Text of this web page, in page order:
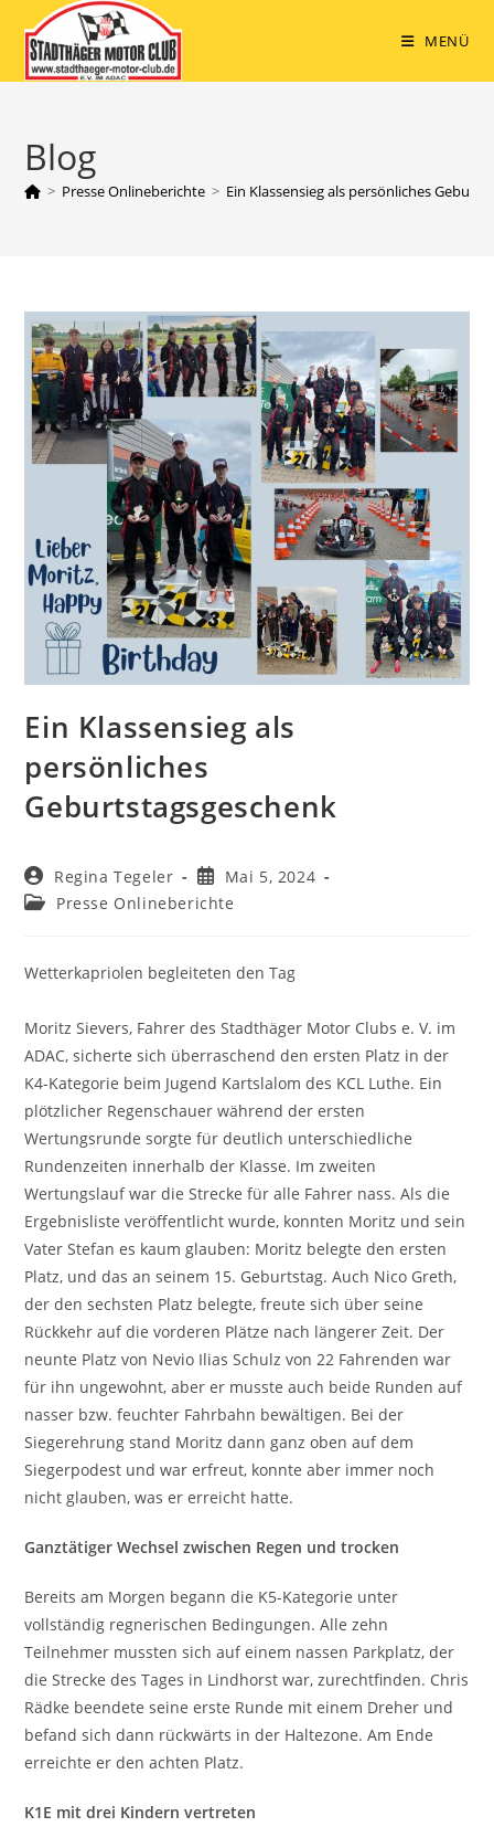
Inhalt
springen
MENÜ
Blog
> Presse Onlineberichte > Ein Klassensieg als persönliches
Ein Klassensieg als
persönliches
Geburtstagsgeschenk
Beitrags-
Autor:
Regina Tegeler
Beitrag
veröffentlicht:
Mai 5, 2024
Beitrags-
Presse Onlineberichte
Wetterkapriolen begleiteten den Tag
Moritz Sievers, Fahrer des Stadthäger Motor Clubs e. V. im
ADAC, sicherte sich überraschend den ersten Platz in der
K4-Kategorie beim Jugend Kartslalom des KCL Luthe. Ein
plötzlicher Regenschauer während der ersten
Wertungsrunde sorgte für deutlich unterschiedliche
Rundenzeiten innerhalb der Klasse. Im zweiten
Wertungslauf war die Strecke für alle Fahrer nass. Als die
Ergebnisliste veröffentlicht wurde, konnten Moritz und sein
Vater Stefan es kaum glauben: Moritz belegte den ersten
Platz, und das an seinem 15. Geburtstag. Auch Nico Greth,
der den sechsten Platz belegte, freute sich über seine
Rückkehr auf die vorderen Plätze nach längerer Zeit. Der
neunte Platz von Nevio Ilias Schulz von 22 Fahrenden war
für ihn ungewohnt, aber er musste auch beide Runden auf
nasser bzw. feuchter Fahrbahn bewältigen. Bei der
Siegerehrung stand Moritz dann ganz oben auf dem
Siegerpodest und war erfreut, konnte aber immer noch
nicht glauben, was er erreicht hatte.
Ganztätiger Wechsel zwischen Regen und trocken
Bereits am Morgen begann die K5-Kategorie unter
vollständig regnerischen Bedingungen. Alle zehn
Teilnehmer mussten sich auf einem nassen Parkplatz, der
die Strecke des Tages in Lindhorst war, zurechtfinden. Chris
Rädke beendete seine erste Runde mit einem Dreher und
befand sich dann rückwärts in der Haltezone. Am Ende
erreichte er den achten Platz.
K1E mit drei Kindern vertreten